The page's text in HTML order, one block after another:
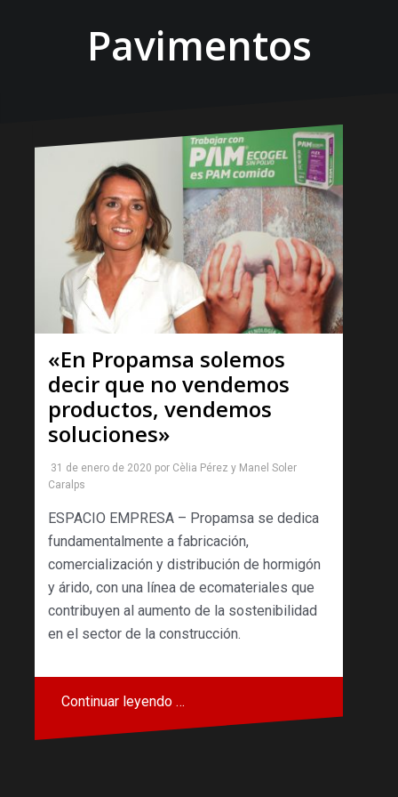
Pavimentos
«En Propamsa solemos
decir que no vendemos
productos, vendemos
soluciones»
31 de enero de 2020 por Cèlia Pérez y Manel Soler
Caralps
ESPACIO EMPRESA – Propamsa se dedica
fundamentalmente a fabricación,
comercialización y distribución de hormigón
y árido, con una línea de ecomateriales que
contribuyen al aumento de la sostenibilidad
en el sector de la construcción.
Continuar leyendo …